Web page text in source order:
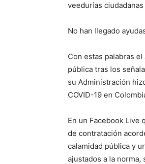
veedurías
No han llegado
Con estas palabras
pública tras los
su Administración
COVID-19 en
En un Facebook Live
de contratación
calamidad pública y
ajustados a la